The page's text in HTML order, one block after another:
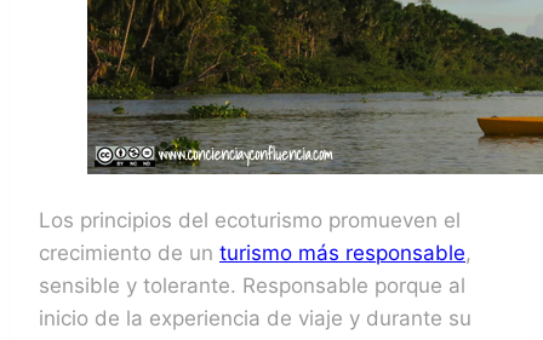
Los principios del ecoturismo promueven el
crecimiento de un turismo más responsable,
sensible y tolerante. Responsable porque al
inicio de la experiencia de viaje y durante su